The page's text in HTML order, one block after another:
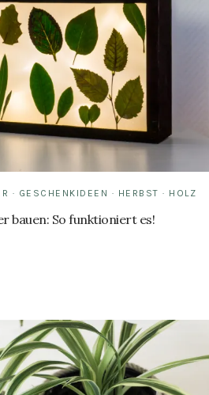
· GESCHENKIDEEN · HERBST · HOLZ
bauen: So funktioniert es!